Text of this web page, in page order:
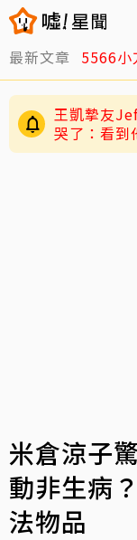
最新文章 5566小
王凱摯友
哭了：看到
米倉涼子
動非生病
法物品